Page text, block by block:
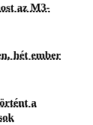
az M3-
hét ember
a